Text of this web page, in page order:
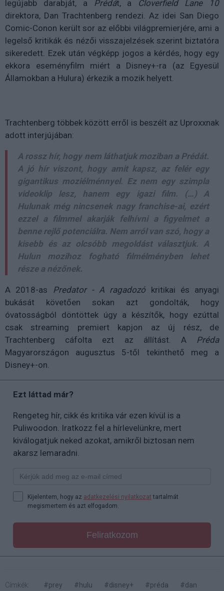
legújabb darabját, a Prédát, a Cloverfield Lane 10
direktora, Dan Trachtenberg rendezi. Az idei San Diego
Comic-Conon került sor az előbbi világpremierjére, ami a
legelső kritikák és nézői visszajelzések szerint biztatóra
sikeredett. Ezek után végképp jogos a kérdés, hogy egy
ekkora eseményfilm miért a Disney+-ra (az Egyesül
Államokban a Hulura) érkezik a mozik helyett.
Trachtenberg többek között erről is beszélt az Uproxxnak
adott interjújában:
A rossz hír, hogy nem láthatjuk moziban a Prédát.
A jó hír viszont, hogy amit kapsz, az felér egy
gigantikus moziélménnyel. Ez nem egy szimpla
videoklip lesz, hanem egy igazi film. (…) A
Hulunak még nincsenek nagy franchise-ai, ezért
ezzel a filmmel akarják felhívni a figyelmet a
benne rejlő potenciálra. Nem arról van szó, hogy a
kisebb és az olcsóbb megoldást választjuk. A
Hulun mozihoz fogható filmélményben lehet
része a nézőnek.
A 2018-as Predator - A ragadozó kritikai és anyagi
bukását követően sokan azt gondolták, hogy
óvatosságból döntöttek úgy a készítők, hogy ezúttal
csak streaming premiert kapjon az új rész, de
Trachtenberg cáfolta ezt az állítást. A Préda
Magyarországon augusztus 5-től tekinthető meg a
Disney+-on.
Ezt láttad már?
Rengeteg hír, cikk és kritika vár ezen kívül is a
Puliwoodon. Iratkozz fel a hírlevelünkre, mert
kiválogatjuk neked azokat, amikről biztosan nem
akarsz lemaradni.
Kijelentem, hogy az adatkezelési nyilatkozat tartalmát
megismertem és azt elfogadom.
Feliratkozom
Címkék: #prey #hulu #disney+ #préda
#dan